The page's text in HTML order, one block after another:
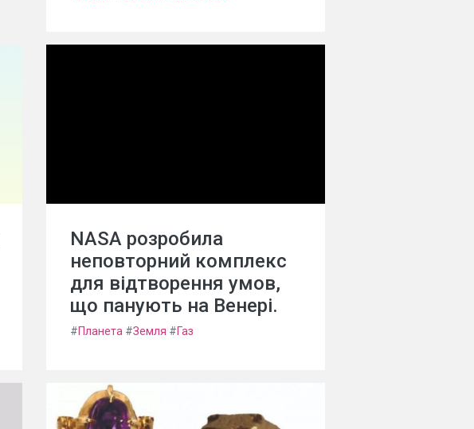
NASA розробила
неповторний комплекс
для відтворення умов,
що панують на Венері.
#Планета #Земля #Газ